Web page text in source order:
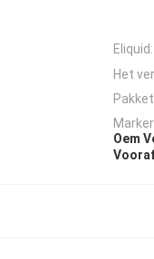
Eliquid:
Het
Oem